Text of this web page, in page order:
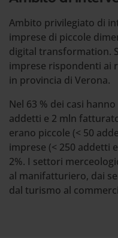
Ambito privilegiato di
imprese di piccole
digital transformation.
imprese rispondenti ai
in provincia di Verona.
Nel 63 % dei casi
addetti e 2 mln
erano piccole (< 50
imprese (< 250 addetti
2%. I settori
al manifatturiero, dai
dal turismo al